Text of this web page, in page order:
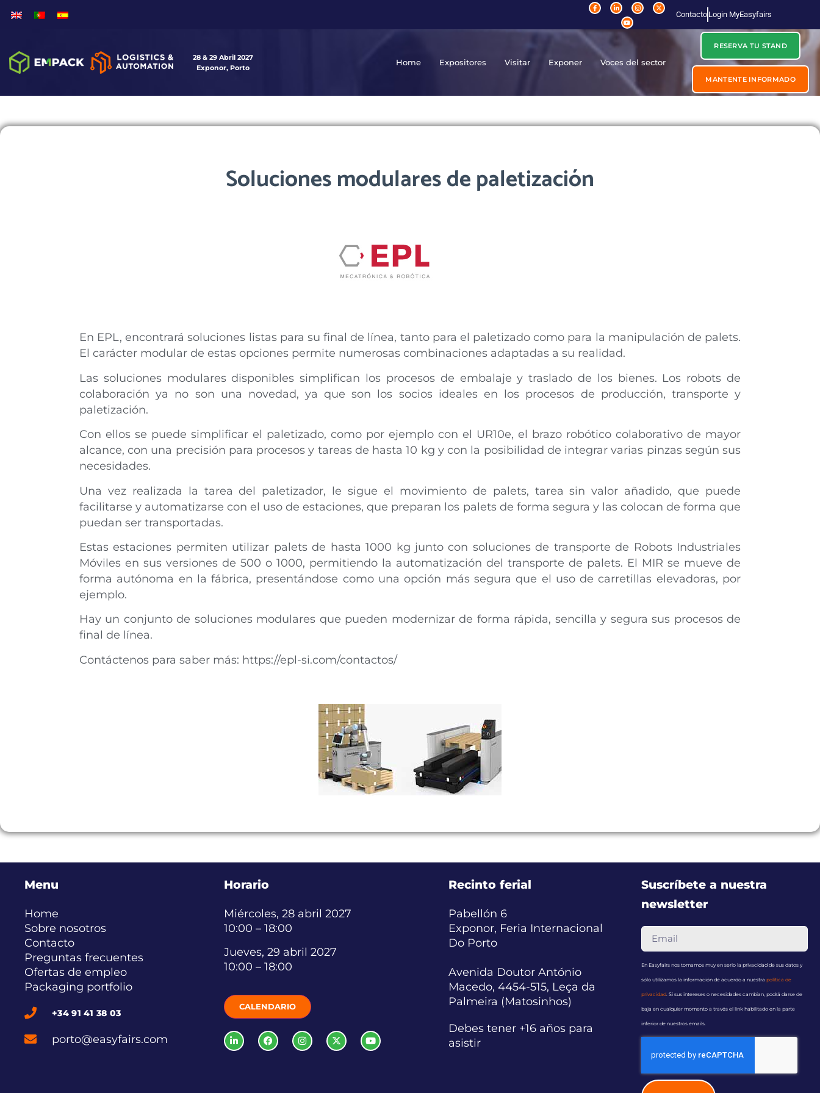
Contacto Login MyEasyfairs
28 & 29 Abril 2027
Exponor, Porto
Home Expositores Visitar Exponer Voces del sector
RESERVA TU STAND
MANTENTE INFORMADO
Soluciones modulares de paletización
En EPL, encontrará soluciones listas para su final de línea, tanto para el paletizado como para la manipulación de palets.
El carácter modular de estas opciones permite numerosas combinaciones adaptadas a su realidad.
Las soluciones modulares disponibles simplifican los procesos de embalaje y traslado de los bienes. Los robots de
colaboración ya no son una novedad, ya que son los socios ideales en los procesos de producción, transporte y
paletización.
Con ellos se puede simplificar el paletizado, como por ejemplo con el UR10e, el brazo robótico colaborativo de mayor
alcance, con una precisión para procesos y tareas de hasta 10 kg y con la posibilidad de integrar varias pinzas según sus
necesidades.
Una vez realizada la tarea del paletizador, le sigue el movimiento de palets, tarea sin valor añadido, que puede
facilitarse y automatizarse con el uso de estaciones, que preparan los palets de forma segura y las colocan de forma que
puedan ser transportadas.
Estas estaciones permiten utilizar palets de hasta 1000 kg junto con soluciones de transporte de Robots Industriales
Móviles en sus versiones de 500 o 1000, permitiendo la automatización del transporte de palets. El MIR se mueve de
forma autónoma en la fábrica, presentándose como una opción más segura que el uso de carretillas elevadoras, por
ejemplo.
Hay un conjunto de soluciones modulares que pueden modernizar de forma rápida, sencilla y segura sus procesos de
final de línea.
Contáctenos para saber más: https://epl-si.com/contactos/
Menu
Home
Sobre nosotros
Contacto
Preguntas frecuentes
Ofertas de empleo
Packaging portfolio
+34 91 41 38 03
porto@easyfairs.com
Horario
Miércoles, 28 abril 2027
10:00 – 18:00
Jueves, 29 abril 2027
10:00 – 18:00
CALENDARIO
Recinto ferial
Pabellón 6
Exponor, Feria Internacional
Do Porto
Avenida Doutor António
Macedo, 4454-515, Leça da
Palmeira (Matosinhos)
Debes tener +16 años para
asistir
Suscríbete a nuestra
newsletter
En Easyfairs nos tomamos muy en serio la privacidad de sus datos y
sólo utilizamos la información de acuerdo a nuestra política de
privacidad. Si sus intereses o necesidades cambian, podrá darse de
baja en cualquier momento a través el link habilitado en la parte
inferior de nuestros emails.